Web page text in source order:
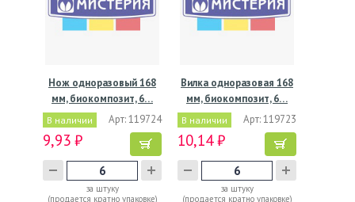
Нож одноразовый 168
мм, биокомпозит, 6…
В наличии Арт: 119724
9,93 ₽
за штуку
(продается кратно упаковке)
Вилка одноразовая 168
мм, биокомпозит, 6…
В наличии Арт: 119723
10,14 ₽
за штуку
(продается кратно упаковке)